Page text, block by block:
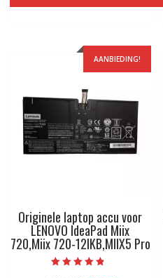
AANBIEDING!
Originele laptop accu voor
LENOVO IdeaPad Miix
720,Miix 720-12IKB,MIIX5 Pro